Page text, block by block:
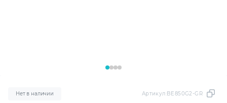
Нет в наличии Артикул:BE850G2-GR